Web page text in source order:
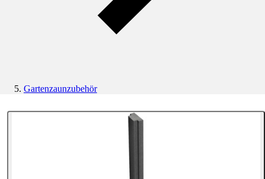
Gartenzaunzubehör